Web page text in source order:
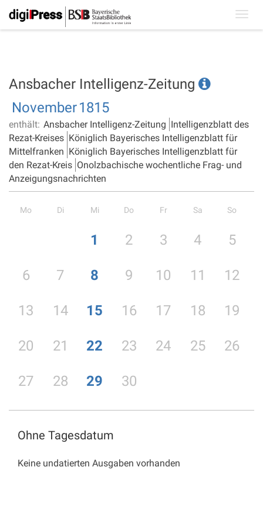
Ansbacher Intelligenz-Zeitung
November1815
enthält: Ansbacher Intelligenz-Zeitung Intelligenzblatt des
Rezat-Kreises Königlich Bayerisches Intelligenzblatt für
Mittelfranken Königlich Bayerisches Intelligenzblatt für
den Rezat-Kreis Onolzbachische wochentliche Frag- und
Anzeigungsnachrichten
Mo Di Mi Do Fr Sa So
1 2 3 4 5
6 7 8 9 10 11 12
13 14 15 16 17 18 19
20 21 22 23 24 25 26
27 28 29 30
Ohne Tagesdatum
Keine undatierten Ausgaben vorhanden